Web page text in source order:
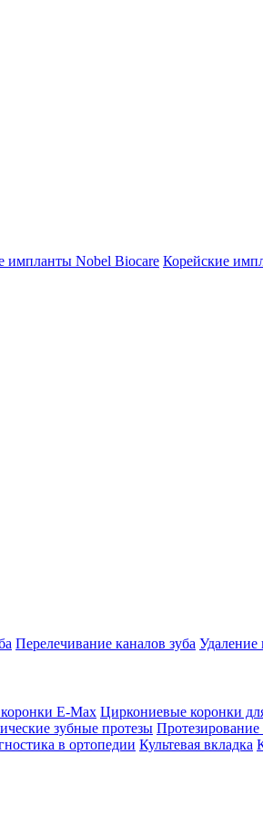
импланты Nobel Biocare Корейские
Перелечивание каналов зуба Удаление
E-Max Циркониевые коронки
зубные протезы
в ортопедии Культевая вкладка